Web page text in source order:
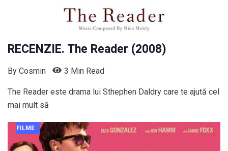
RECENZIE. The Reader (2008)
By Cosmin 3 Min Read
The Reader este drama lui Sthephen Daldry care te ajută cel
mai mult să
FILME